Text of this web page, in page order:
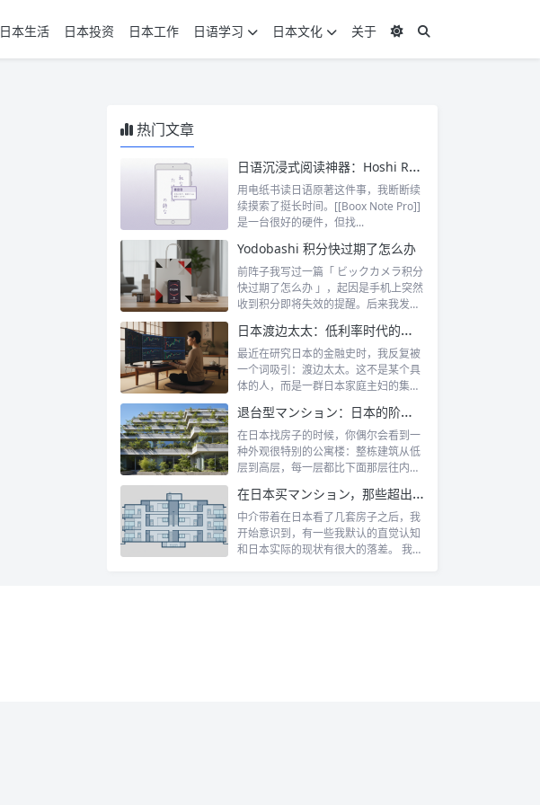
日本生活 日本投资 日本工作 日语学习 日本文化 关于
热门文章
日语沉浸式阅读神器：Hoshi Reader Android 与 Chimahon
用电纸书读日语原著这件事，我断断续
续摸索了挺长时间。[[Boox Note Pro]]
是一台很好的硬件，但找...
Yodobashi 积分快过期了怎么办
前阵子我写过一篇「 ビックカメラ积分
快过期了怎么办 」，起因是手机上突然
收到积分即将失效的提醒。后来我发
日本渡边太太：低利率时代的散户传奇
最近在研究日本的金融史时，我反复被
一个词吸引：渡边太太。这不是某个具
体的人，而是一群日本家庭主妇的集体
退台型マンション：日本的阶梯式露台公寓是什么
在日本找房子的时候，你偶尔会看到一
种外观很特别的公寓楼：整栋建筑从低
层到高层，每一层都比下面那层往内缩
在日本买マンション，那些超出认知的所有权规则
中介带着在日本看了几套房子之后，我
开始意识到，有一些我默认的直觉认知
和日本实际的现状有很大的落差。 我自